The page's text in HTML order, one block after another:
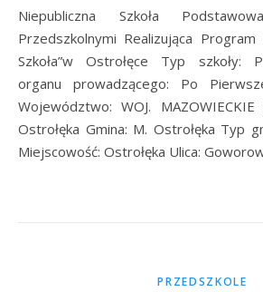
Niepubliczna Szkoła Podstawowa z Oddziałami
Przedszkolnymi Realizująca Program
Szkoła”w Ostrołęce Typ szkoły:
organu prowadzącego: Po
Województwo: WOJ.
Ostrołęka Gmina: M. Ostrołęka Typ
Miejscowość: Ostrołęka Ulica:
PRZEDSZKOLE